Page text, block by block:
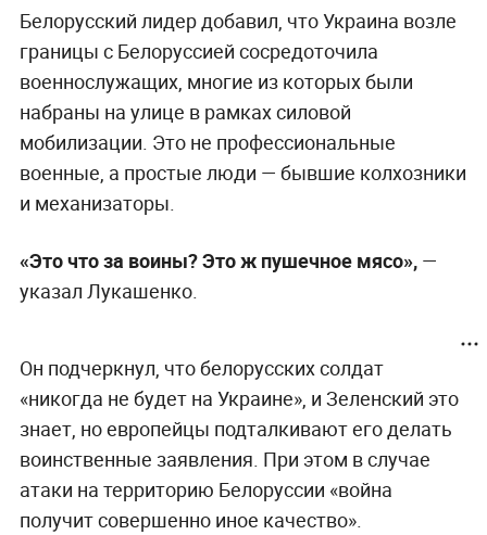
Белорусский лидер добавил, что Украина возле
границы с Белоруссией сосредоточила
военнослужащих, многие из которых были
набраны на улице в рамках силовой
мобилизации. Это не профессиональные
военные, а простые люди — бывшие колхозники
и механизаторы.
«Это что за воины? Это ж пушечное мясо»,—
указал Лукашенко.
Он подчеркнул, что белорусских солдат
«никогда не будет на Украине», и Зеленский это
знает, но европейцы подталкивают его делать
воинственные заявления. При этом в случае
атаки на территорию Белоруссии «война
получит совершенно иное качество».